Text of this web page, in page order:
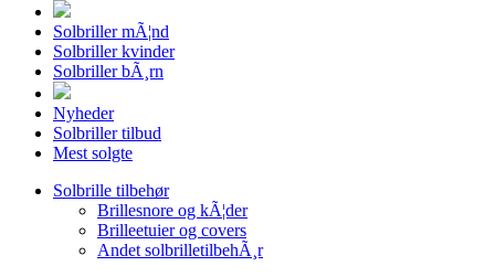
Solbriller mÃ¦nd
Solbriller kvinder
Solbriller bÃ¸rn
Nyheder
Solbriller tilbud
Mest solgte
Solbrille tilbehør
Brillesnore og kÃ¦der
Brilleetuier og covers
Andet solbrilletilbehÃ¸r